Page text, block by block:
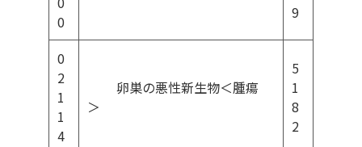
0
9
0
2
1
1
4
卵巣の悪性新生物＜腫瘍
＞
5
1
8
2